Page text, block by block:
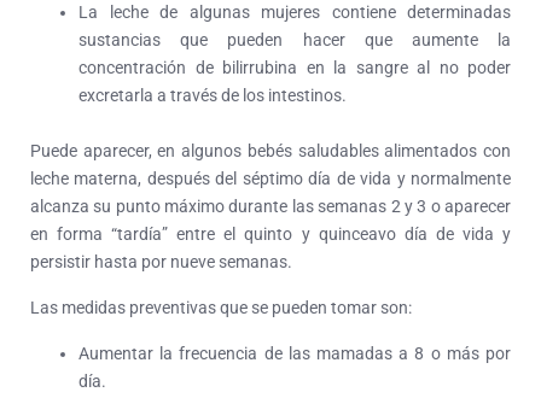
La leche de algunas mujeres contiene determinadas
sustancias que pueden hacer que aumente la
concentración de bilirrubina en la sangre al no poder
excretarla a través de los intestinos.
Puede aparecer, en algunos bebés saludables alimentados con
leche materna, después del séptimo día de vida y normalmente
alcanza su punto máximo durante las semanas 2 y 3 o aparecer
en forma “tardía” entre el quinto y quinceavo día de vida y
persistir hasta por nueve semanas.
Las medidas preventivas que se pueden tomar son:
Aumentar la frecuencia de las mamadas a 8 o más por
día.